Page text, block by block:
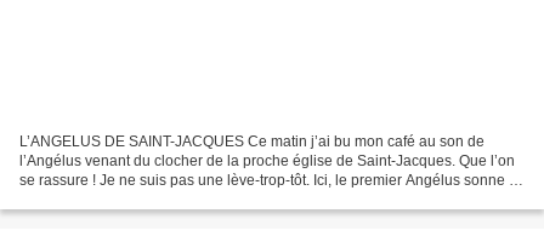
L’ANGELUS DE SAINT-JACQUES Ce matin j’ai bu mon café au son de
l’Angélus venant du clocher de la proche église de Saint-Jacques. Que l’on
se rassure ! Je ne suis pas une lève-trop-tôt. Ici, le premier Angélus sonne à